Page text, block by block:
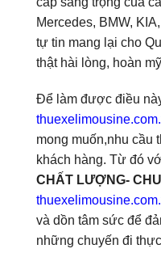
Mercedes, BMW,
tự tin mang lại cho
thật hài lòng, hoàn
Để làm được điều
mong muốn,nhu cầu
khách hàng. Từ đó
CHẤT LƯỢNG-
và dồn tâm sức để
những chuyến đi